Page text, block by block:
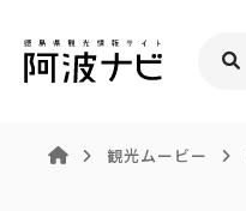
観光ムービー